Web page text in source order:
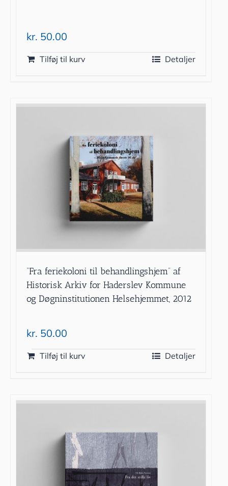
kr. 50.00
Tilføj til kurv Detaljer
”Fra feriekoloni til behandlingshjem” af
Historisk Arkiv for Haderslev Kommune
og Døgninstitutionen Helsehjemmet, 2012
kr. 50.00
Tilføj til kurv Detaljer